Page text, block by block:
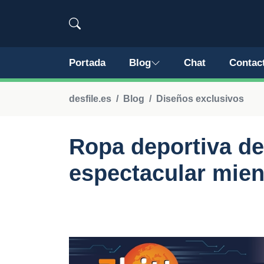
Portada Blog Chat
desfile.es Blog Diseños exclusivos
Ropa deportiva
espectacular